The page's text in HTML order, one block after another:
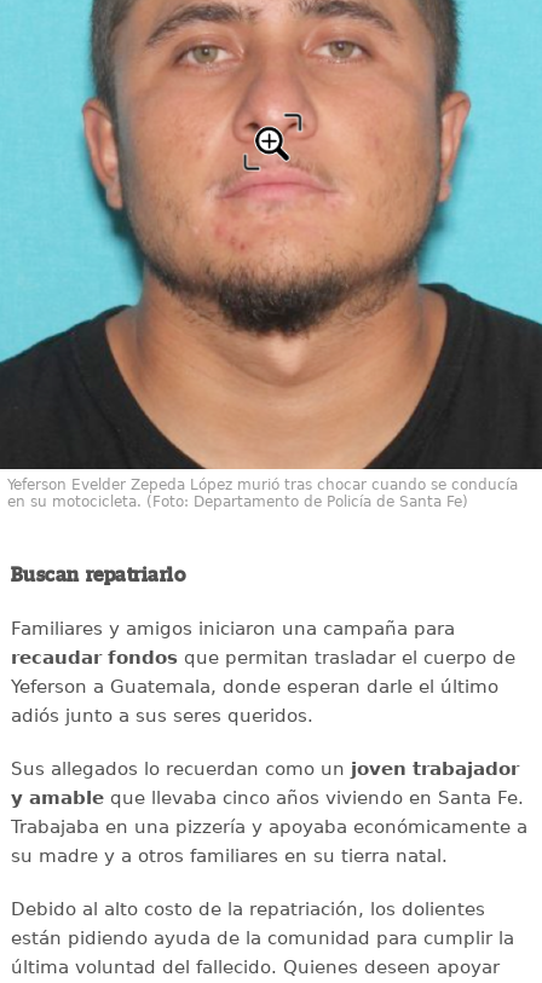
Yeferson Evelder Zepeda López murió tras chocar cuando se conducía
en su motocicleta. (Foto: Departamento de Policía de Santa Fe)
Buscan repatriarlo
Familiares y amigos iniciaron una campaña para
recaudar fondosque permitan trasladar el cuerpo de
Yeferson a Guatemala, donde esperan darle el último
adiós junto a sus seres queridos.
Sus allegados lo recuerdan como un joven trabajador
y amableque llevaba cinco años viviendo en Santa Fe.
Trabajaba en una pizzería y apoyaba económicamente a
su madre y a otros familiares en su tierra natal.
Debido al alto costo de la repatriación, los dolientes
están pidiendo ayuda de la comunidad para cumplir la
última voluntad del fallecido. Quienes deseen apoyar